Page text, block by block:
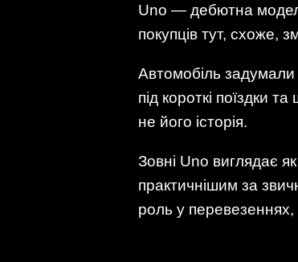
Uno — дебютна
покупців тут, схоже,
Автомобіль задумали
під короткі поїздки
не його історія.
Зовні Uno виглядає
практичнішим за
роль у